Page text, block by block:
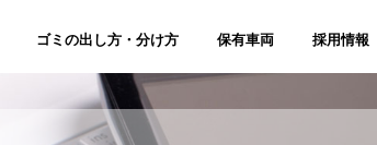
ゴミの出し方・分け方 保有車両 採用情報